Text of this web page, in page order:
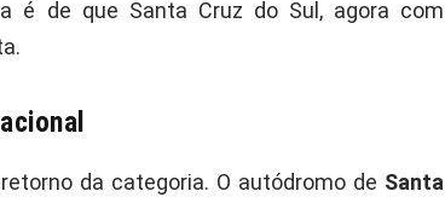
é de que Santa Cruz do Sul, agora com
da categoria. O autódromo de Santa